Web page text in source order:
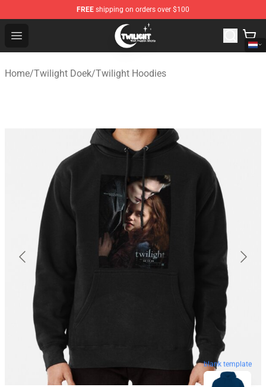
FREE shipping on orders over $100
Open menu
Twilight Store - Official Twilight Merchandise Shop
Home/Twilight Doek/Twilight Hoodies
blank template